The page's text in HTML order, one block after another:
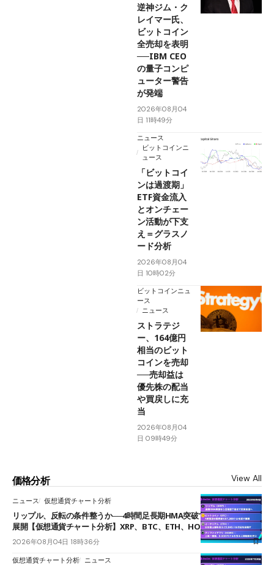
逆神ジム・ク
レイマー氏、
ビットコイン
全売却を表明
──IBM CEO
の量子コンピ
ューター警告
が発端
2026年08月04
日 11時49分
ニュース
ビットコインニ
ュース
「ビットコイ
ンは過渡期」
ETF資金流入
とオンチェー
ン活動が下支
え＝グラスノ
ード分析
2026年08月04
日 10時02分
ビットコインニュ
ース
ニュース
ストラテジ
ー、164億円
相当のビット
コインを売却
──売却益は
優先株の配当
や買戻しに充
当
2026年08月04
日 09時49分
価格分析 View All
ニュース 仮想通貨チャート分析
リップル、反転の条件整うか──4時間足長期HMA突破で雲下端を目指す
展開【仮想通貨チャート分析】XRP、BTC、ETH、HOME
2026年08月04日 18時36分
仮想通貨チャート分析 ニュース